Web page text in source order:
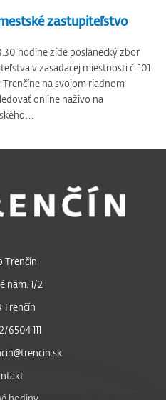
zastupiteľstvo
hodine zíde poslanecký zbor
v zasadacej miestnosti č. 101
na svojom riadnom
online naživo na
Trenčín
nám. 1/2
Trenčín
6504 111